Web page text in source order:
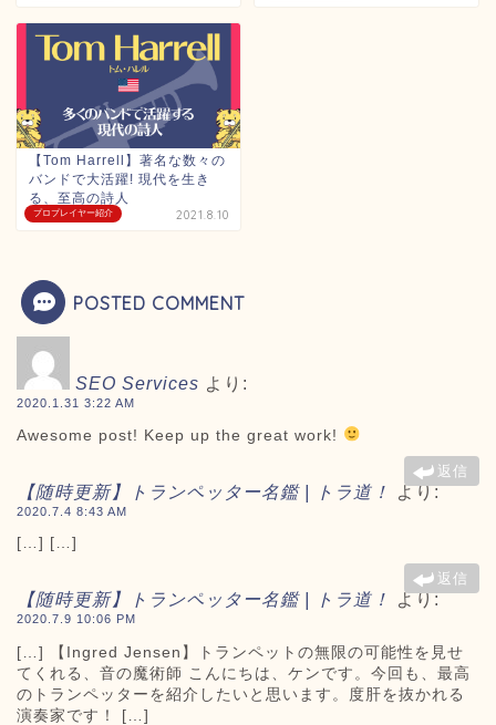
プロプレイヤー紹介
【Tom Harrell】著名な数々の
バンドで大活躍! 現代を生き
る、至高の詩人
2021.8.10
POSTED COMMENT
SEO Services より:
2020.1.31 3:22 AM
Awesome post! Keep up the great work!
返信
【随時更新】トランペッター名鑑 | トラ道！ より:
2020.7.4 8:43 AM
[…] […]
返信
【随時更新】トランペッター名鑑 | トラ道！ より:
2020.7.9 10:06 PM
[…] 【Ingred Jensen】トランペットの無限の可能性を見せ
てくれる、音の魔術師 こんにちは、ケンです。今回も、最高
のトランペッターを紹介したいと思います。度肝を抜かれる
演奏家です！ […]